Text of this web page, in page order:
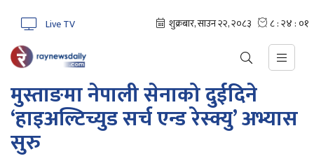
Live TV
मुस्ताङमा नेपाली सेनाको दुईदिने
‘हाइअल्टिच्युड सर्च एन्ड रेस्क्यु’ अभ्यास
सुरु